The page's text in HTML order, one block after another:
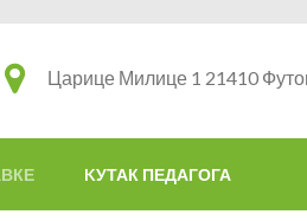
Царице Милице 1 21410
KУТАК ПЕДАГОГА